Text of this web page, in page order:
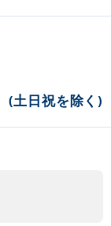
(土日祝を除く)